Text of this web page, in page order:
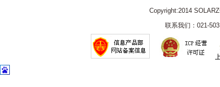
Copyright:2014
联系我们：021-